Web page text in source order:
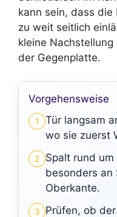
kann sein, dass die
zu weit seitlich
kleine
der Gegenplatte.
Vorgehensweise
1
Tür langsam
wo sie zuerst
2
Spalt rund
besonders an
Oberkante.
3
Prüfen, ob